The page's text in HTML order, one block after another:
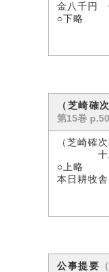
金八千円
○下略
（芝崎
第15巻
（芝崎確
十二
○上略
本日耕牧
公事提要